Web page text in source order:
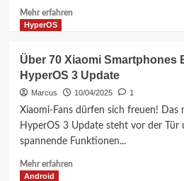
Klassische
Leica-
Partnergeräte
Mehr erfahrenMehr
AI
Toolbox:
KI-
Funktionen
alle
Geräte
HyperOS
Über 70 Xiaomi Smartphones
HyperOS 3 Update
Marcus 10/04/2025 1
Xiaomi-Fans dürfen sich freuen! Das
HyperOS 3 Update steht vor der Tür
spannende Funktionen...
Mehr erfahrenMehr
Android